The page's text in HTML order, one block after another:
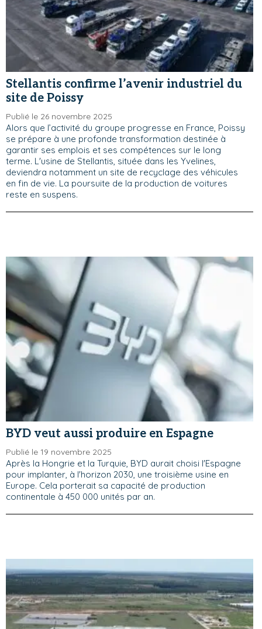
Stellantis confirme l’avenir industriel du
site de Poissy
Publié le 26 novembre 2025
Alors que l’activité du groupe progresse en France, Poissy
se prépare à une profonde transformation destinée à
garantir ses emplois et ses compétences sur le long
terme. L'usine de Stellantis, située dans les Yvelines,
deviendra notamment un site de recyclage des véhicules
en fin de vie. La poursuite de la production de voitures
reste en suspens.
BYD veut aussi produire en Espagne
Publié le 19 novembre 2025
Après la Hongrie et la Turquie, BYD aurait choisi l'Espagne
pour implanter, à l'horizon 2030, une troisième usine en
Europe. Cela porterait sa capacité de production
continentale à 450 000 unités par an.